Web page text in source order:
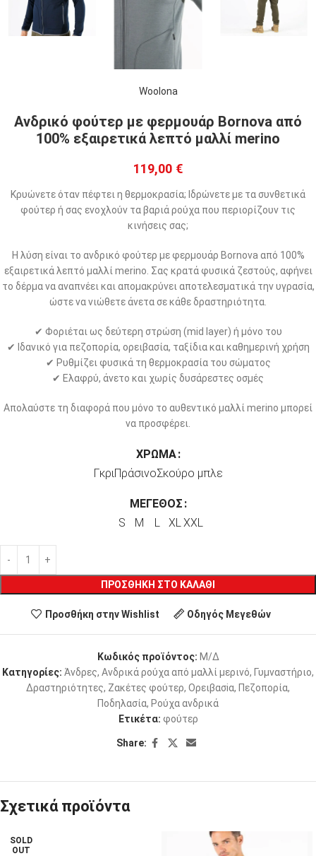
Woolona
Ανδρικό φούτερ με φερμουάρ Bornova από
100% εξαιρετικά λεπτό μαλλί merino
119,00 €
Κρυώνετε όταν πέφτει η θερμοκρασία; Ιδρώνετε με τα συνθετικά
φούτερ ή σας ενοχλούν τα βαριά ρούχα που περιορίζουν τις
κινήσεις σας;
Η λύση είναι το ανδρικό φούτερ με φερμουάρ Bornova από 100%
εξαιρετικά λεπτό μαλλί merino. Σας κρατά φυσικά ζεστούς, αφήνει
το δέρμα να αναπνέει και απομακρύνει αποτελεσματικά την υγρασία,
ώστε να νιώθετε άνετα σε κάθε δραστηριότητα.
✔ Φοριέται ως δεύτερη στρώση (mid layer) ή μόνο του
✔ Ιδανικό για πεζοπορία, ορειβασία, ταξίδια και καθημερινή χρήση
✔ Ρυθμίζει φυσικά τη θερμοκρασία του σώματος
✔ Ελαφρύ, άνετο και χωρίς δυσάρεστες οσμές
Απολαύστε τη διαφορά που μόνο το αυθεντικό μαλλί merino μπορεί
να προσφέρει.
ΧΡΏΜΑ
ΓκριΠράσινοΣκούρο μπλε
ΜΈΓΕΘΟΣ
S
M L XLXXL
ΠΡΟΣΘΉΚΗ ΣΤΟ ΚΑΛΆΘΙ
Προσθήκη στην Wishlist Οδηγός Μεγεθών
Κωδικός προϊόντος: Μ/Δ
Κατηγορίες: Άνδρες, Ανδρικά ρούχα από μαλλί μερινό, Γυμναστήριο,
Δραστηριότητες, Ζακέτες φούτερ, Ορειβασiα, Πεζοπορία,
Ποδηλασία, Ρούχα ανδρικά
Ετικέτα: φούτερ
Share:
Σχετικά προϊόντα
SOLD
OUT